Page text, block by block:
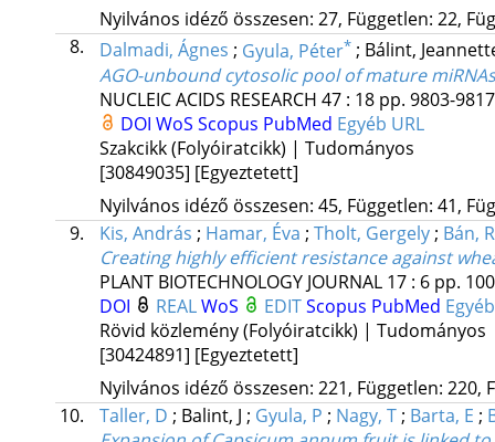
Nyilvános idéző összesen: 27, Független: 22,
8.
Dalmadi, Ágnes ; Gyula, Péter* ; Bálint,
AGO-unbound cytosolic pool of mature
NUCLEIC ACIDS RESEARCH 47: 18 pp. 9803-
DOI WoS Scopus PubMed Egyéb URL
Szakcikk (Folyóiratcikk) | Tudományos
[30849035] [Egyeztetett]
Nyilvános idéző összesen: 45, Független: 41,
9.
Kis, András ; Hamar, Éva ; Tholt, Gergely ; Bán,
Creating highly efficient resistance against
PLANT BIOTECHNOLOGY JOURNAL 17: 6 pp.
DOI
REALWoS EDITScopus PubMed
Rövid közlemény (Folyóiratcikk) | Tudományos
[30424891] [Egyeztetett]
Nyilvános idéző összesen: 221, Független: 220,
10.
Taller, D ; Balint, J ; Gyula, P ; Nagy, T ; Barta, E ;